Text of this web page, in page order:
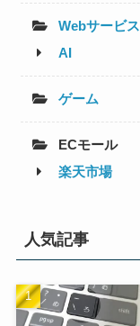
Webサービス
AI
ゲーム
ECモール
楽天市場
人気記事